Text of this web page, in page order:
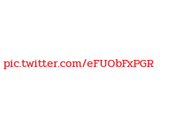
pic.twitter.com/eFUObFxPGR